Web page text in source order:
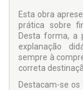
Esta obra
prática sobre
Desta forma, a
explanação
sempre à
correta
Destacam-se